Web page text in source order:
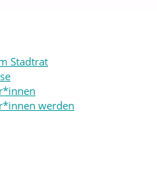
Stadtrat
werden